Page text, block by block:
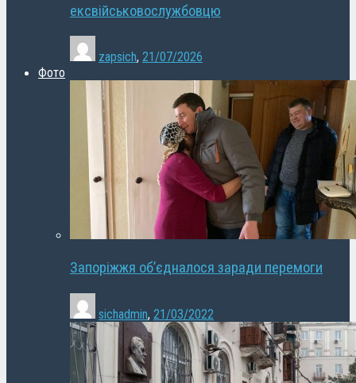
ексвійськовослужбовцю
zapsich, 21/07/2026
Фото
Запоріжжя об’єдналося заради перемоги
sichadmin, 21/03/2022